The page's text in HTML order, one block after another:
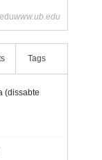
www.ub.edu
Tags
(dissabte